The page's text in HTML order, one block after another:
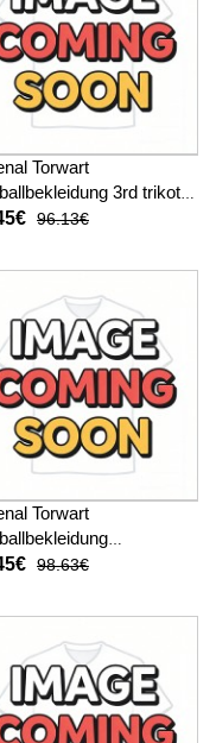
Torwart
3rd trikot
2025-26 Kurzarm (+
96.13€
Torwart
Kinder 2025-
98.63€